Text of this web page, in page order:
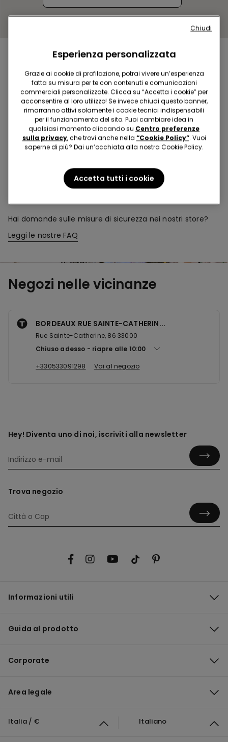
Acquista in negozio e ricevil’ordine ovunque tu sia
Rendi il tuo ordinedove vuoi
Cambia la mercein negozio
Programma Fedeltà TEZENIS TALENT
Hai domande sulle misure di sicurezza nei nostri store?
Leggi le nostre FAQ
Negozi nelle vicinanze
BORDEAUX RUE SAINTE-CATHERIN...
Rue Sainte-Catherine, 86 33000
Chiuso adesso
riapre alle 10:00
+330533091298
Vai al negozio
Hey! Diventa uno di noi, iscriviti alla newsletter
Trova negozio
Informazioni utili
Guida al prodotto
Corporate
Area legale
Italia / € Italiano
Esperienza personalizzata
Grazie ai cookie di profilazione, potrai vivere un’esperienza
fatta su misura per te con contenuti e comunicazioni
commerciali personalizzate. Clicca su “Accetta i cookie” per
acconsentire al loro utilizzo! Se invece chiudi questo banner,
rimarranno attivi solamente i cookie tecnici indispensabili
per il funzionamento del sito. Puoi cambiare idea in
qualsiasi momento cliccando su Centro preferenze
sulla privacy, che trovi anche nella “Cookie Policy”. Vuoi
saperne di più? Dai un’occhiata alla nostra Cookie Policy.
Accetta tutti i cookie
Chiudi